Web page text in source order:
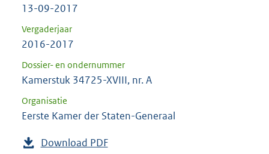
13-09-2017
Vergaderjaar
2016-2017
Dossier- en ondernummer
Kamerstuk 34725-XVIII, nr. A
Organisatie
Eerste Kamer der Staten-Generaal
Download PDF